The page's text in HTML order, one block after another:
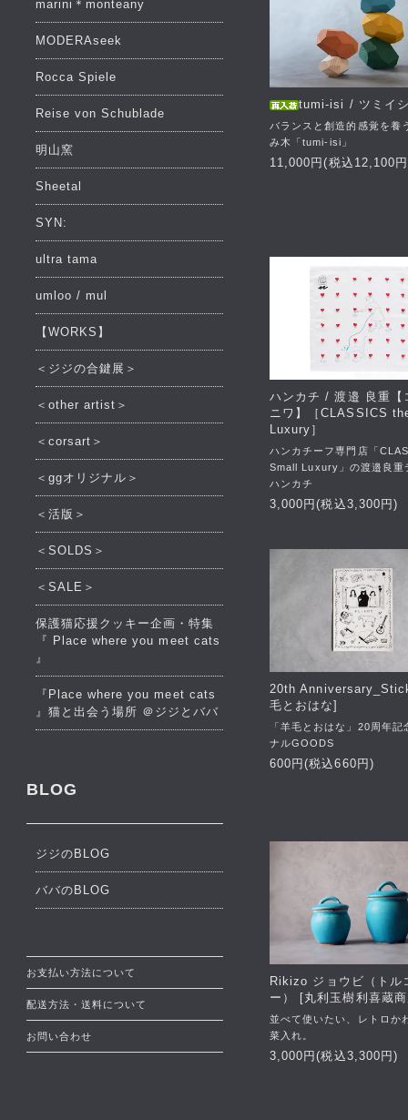
tumi-isi / ツミイ
バランスと創造的感覚を養
み木「tumi-isi」
11,000円(税込12,100
ハンカチ / 渡邉 良重【
ニワ】［CLASSICS
Luxury］
ハンカチーフ専門店「
Small Luxury」の渡邉良重
ハンカチ
3,000円(税込3,300円)
20th
毛とおはな]
「羊毛とおはな」20周年記
ナルGOODS
600円(税込660円)
Rikizo ジョウビ（トル
ー） [丸利玉樹利喜蔵
並べて使いたい、レトロか
菜入れ。
3,000円(税込3,300円)
marini＊monteany
MODERAseek
Rocca Spiele
Reise von Schublade
明山窯
Sheetal
SYN:
ultra tama
umloo / mul
【WORKS】
＜ジジの合鍵展＞
＜other artist＞
＜corsart＞
＜ggオリジナル＞
＜活版＞
＜SOLDS＞
＜SALE＞
保護猫応援クッキー企画・特集
『 Place where you meet cats
』
『Place where you meet cats
』猫と出会う場所 ＠ジジとババ
BLOG
ジジのBLOG
ババのBLOG
お支払い方法について
配送方法・送料について
お問い合わせ